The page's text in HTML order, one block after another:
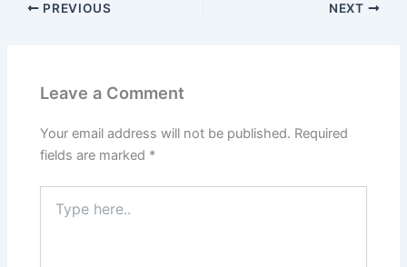
PREVIOUS NEXT
Leave a Comment
Your email address will not be published. Required
fields are marked *
here..